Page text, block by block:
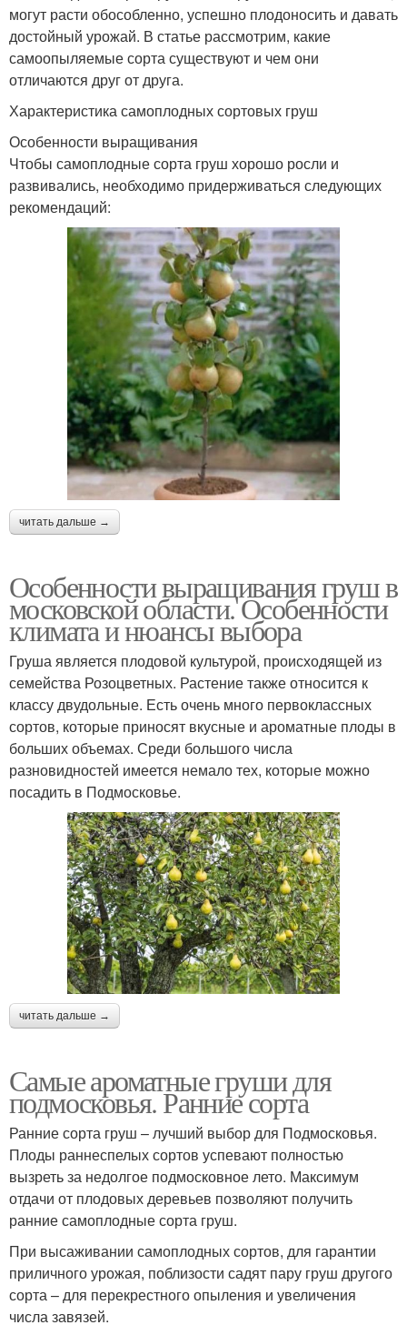
могут расти обособленно, успешно плодоносить и давать
достойный урожай. В статье рассмотрим, какие
самоопыляемые сорта существуют и чем они
отличаются друг от друга.
Характеристика самоплодных сортовых груш
Особенности выращивания
Чтобы самоплодные сорта груш хорошо росли и
развивались, необходимо придерживаться следующих
рекомендаций:
читать дальше →
Особенности выращивания груш в
московской области. Особенности
климата и нюансы выбора
Груша является плодовой культурой, происходящей из
семейства Розоцветных. Растение также относится к
классу двудольные. Есть очень много первоклассных
сортов, которые приносят вкусные и ароматные плоды в
больших объемах. Среди большого числа
разновидностей имеется немало тех, которые можно
посадить в Подмосковье.
читать дальше →
Самые ароматные груши для
подмосковья. Ранние сорта
Ранние сорта груш – лучший выбор для Подмосковья.
Плоды раннеспелых сортов успевают полностью
вызреть за недолгое подмосковное лето. Максимум
отдачи от плодовых деревьев позволяют получить
ранние самоплодные сорта груш.
При высаживании самоплодных сортов, для гарантии
приличного урожая, поблизости садят пару груш другого
сорта – для перекрестного опыления и увеличения
числа завязей.